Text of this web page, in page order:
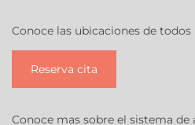
Conoce las ubicaciones de
Reserva cita
Conoce mas sobre el sistema de